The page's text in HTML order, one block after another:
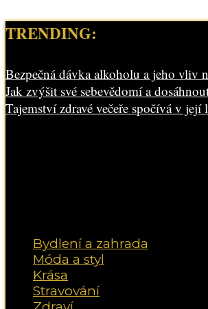
TRENDING:
Bezpečná dávka alkoholu a jeho vliv
Jak zvýšit své sebevědomí a
Tajemství zdravé večeře spočívá v
Bydlení a zahrada
Móda a styl
Krása
Stravování